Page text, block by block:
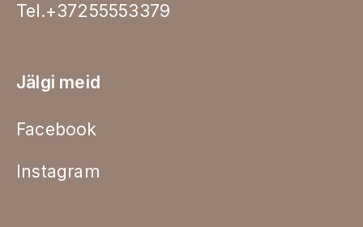
Tel.+37255553379
Jälgi meid
Facebook
Instagram